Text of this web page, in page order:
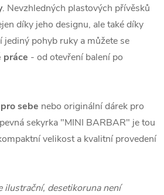
. Nevzhledných plastových přívěsků
díky jeho designu, ale také díky
jediný pohyb ruky a můžete se
práce - od otevření balení po
pro sebe nebo originální dárek pro
sekyrka "MINI BARBAR" je tou
velikost a kvalitní provedení
ilustrační, desetikoruna není